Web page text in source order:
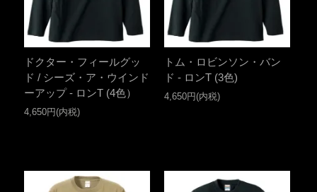
ドクター・フィールグッ
ド / シーズ・ア・ウインド
ーアップ - ロンT (4色）
4,650円(内税)
トム・ロビンソン・バン
ド - ロンT (3色)
4,650円(内税)